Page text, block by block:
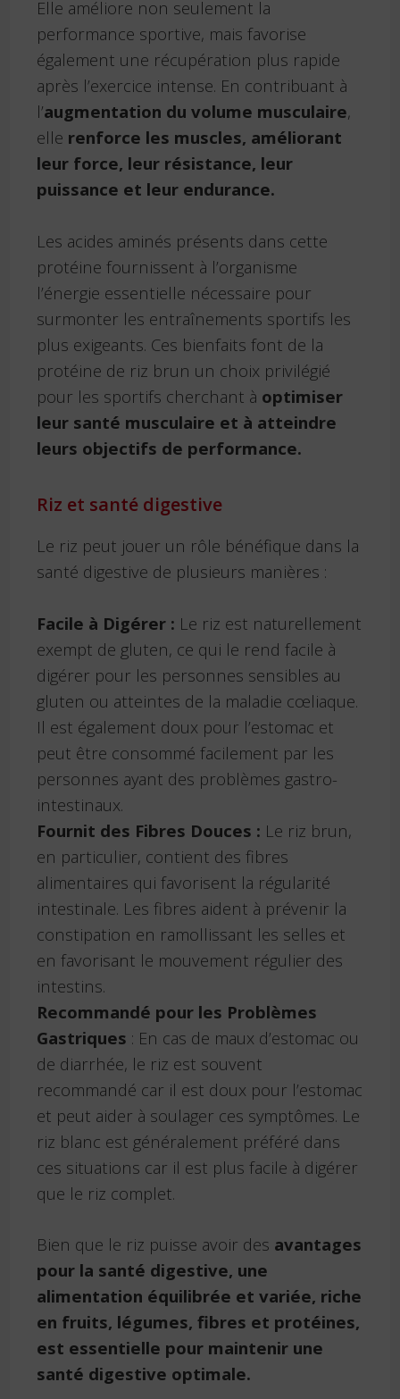
Elle améliore non seulement la
performance sportive, mais favorise
également une récupération plus rapide
après l’exercice intense. En contribuant à
l’augmentation du volume musculaire,
elle renforce les muscles, améliorant
leur force, leur résistance, leur
puissance et leur endurance.
Les acides aminés présents dans cette
protéine fournissent à l’organisme
l’énergie essentielle nécessaire pour
surmonter les entraînements sportifs les
plus exigeants. Ces bienfaits font de la
protéine de riz brun un choix privilégié
pour les sportifs cherchant à optimiser
leur santé musculaire et à atteindre
leurs objectifs de performance.
Riz et santé digestive
Le riz peut jouer un rôle bénéfique dans la
santé digestive de plusieurs manières :
Facile à Digérer : Le riz est naturellement
exempt de gluten, ce qui le rend facile à
digérer pour les personnes sensibles au
gluten ou atteintes de la maladie cœliaque.
Il est également doux pour l’estomac et
peut être consommé facilement par les
personnes ayant des problèmes gastro-
intestinaux.
Fournit des Fibres Douces : Le riz brun,
en particulier, contient des fibres
alimentaires qui favorisent la régularité
intestinale. Les fibres aident à prévenir la
constipation en ramollissant les selles et
en favorisant le mouvement régulier des
intestins.
Recommandé pour les Problèmes
Gastriques : En cas de maux d’estomac ou
de diarrhée, le riz est souvent
recommandé car il est doux pour l’estomac
et peut aider à soulager ces symptômes. Le
riz blanc est généralement préféré dans
ces situations car il est plus facile à digérer
que le riz complet.
Bien que le riz puisse avoir des avantages
pour la santé digestive, une
alimentation équilibrée et variée, riche
en fruits, légumes, fibres et protéines,
est essentielle pour maintenir une
santé digestive optimale.